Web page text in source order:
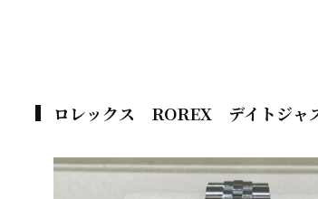
ロレックス ROREX デイトジ